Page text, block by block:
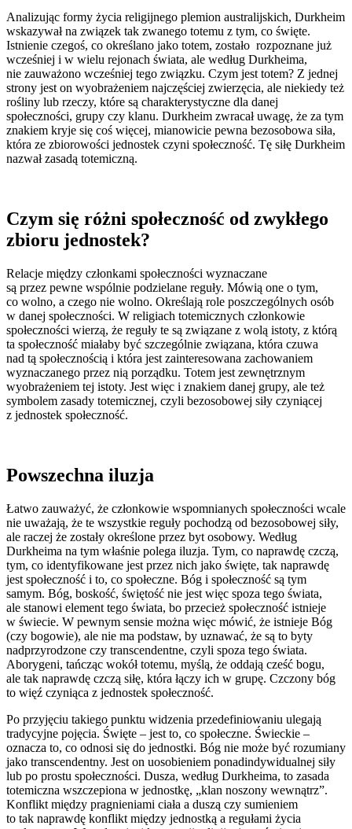
Analizując formy życia religijnego plemion australijskich, Durkheim
wskazywał na związek tak zwanego totemu z tym, co święte.
Istnienie czegoś, co określano jako totem, zostało rozpoznane już
wcześniej i w wielu rejonach świata, ale według Durkheima,
nie zauważono wcześniej tego związku. Czym jest totem? Z jednej
strony jest on wyobrażeniem najczęściej zwierzęcia, ale niekiedy też
rośliny lub rzeczy, które są charakterystyczne dla danej
społeczności, grupy czy klanu. Durkheim zwracał uwagę, że za tym
znakiem kryje się coś więcej, mianowicie pewna bezosobowa siła,
która ze zbiorowości jednostek czyni społeczność. Tę siłę Durkheim
nazwał zasadą totemiczną.
Czym się różni społeczność od zwykłego
zbioru jednostek?
Relacje między członkami społeczności wyznaczane
są przez pewne wspólnie podzielane reguły. Mówią one o tym,
co wolno, a czego nie wolno. Określają role poszczególnych osób
w danej społeczności. W religiach totemicznych członkowie
społeczności wierzą, że reguły te są związane z wolą istoty, z którą
ta społeczność miałaby być szczególnie związana, która czuwa
nad tą społecznością i która jest zainteresowana zachowaniem
wyznaczanego przez nią porządku. Totem jest zewnętrznym
wyobrażeniem tej istoty. Jest więc i znakiem danej grupy, ale też
symbolem zasady totemicznej, czyli bezosobowej siły czyniącej
z jednostek społeczność.
Powszechna iluzja
Łatwo zauważyć, że członkowie wspomnianych społeczności wcale
nie uważają, że te wszystkie reguły pochodzą od bezosobowej siły,
ale raczej że zostały określone przez byt osobowy. Według
Durkheima na tym właśnie polega iluzja. Tym, co naprawdę czczą,
tym, co identyfikowane jest przez nich jako święte, tak naprawdę
jest społeczność i to, co społeczne. Bóg i społeczność są tym
samym. Bóg, boskość, świętość nie jest więc spoza tego świata,
ale stanowi element tego świata, bo przecież społeczność istnieje
w świecie. W pewnym sensie można więc mówić, że istnieje Bóg
(czy bogowie), ale nie ma podstaw, by uznawać, że są to byty
nadprzyrodzone czy transcendentne, czyli spoza tego świata.
Aborygeni, tańcząc wokół totemu, myślą, że oddają cześć bogu,
ale tak naprawdę czczą siłę, która łączy ich w grupę. Czczony bóg
to więź czyniąca z jednostek społeczność.
Po przyjęciu takiego punktu widzenia przedefiniowaniu ulegają
tradycyjne pojęcia. Święte ‒ jest to, co społeczne. Świeckie ‒
oznacza to, co odnosi się do jednostki. Bóg nie może być rozumiany
jako transcendentny. Jest on uosobieniem ponadindywidualnej siły
lub po prostu społeczności. Dusza, według Durkheima, to zasada
totemiczna wszczepiona w jednostkę, „klan noszony wewnątrz”.
Konflikt między pragnieniami ciała a duszą czy sumieniem
to tak naprawdę konflikt między jednostką a regułami życia